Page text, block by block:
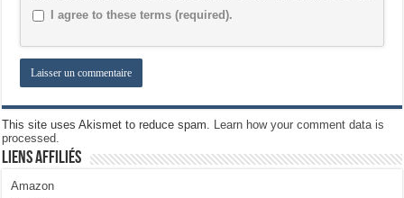
I agree to these terms (required).
This site uses Akismet to reduce spam. Learn how your comment data is
processed.
Liens Affiliés
Amazon